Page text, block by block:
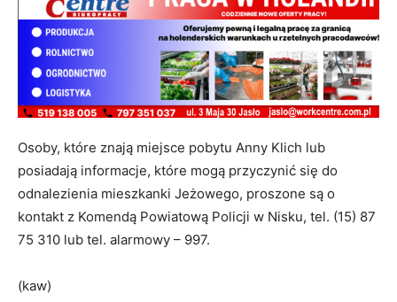
Osoby, które znają miejsce pobytu Anny Klich lub
posiadają informacje, które mogą przyczynić się do
odnalezienia mieszkanki Jeżowego, proszone są o
kontakt z Komendą Powiatową Policji w Nisku, tel. (15) 87
75 310 lub tel. alarmowy – 997.
(kaw)